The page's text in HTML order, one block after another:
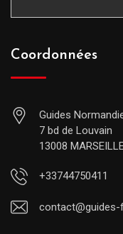
Coordonnées
Guides
7 bd de Louvain
13008
+33744750411